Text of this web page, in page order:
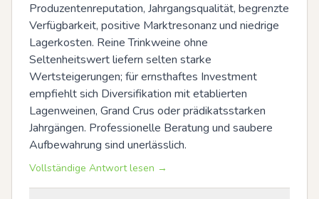
Produzentenreputation, Jahrgangsqualität, begrenzte
Verfügbarkeit, positive Marktresonanz und niedrige
Lagerkosten. Reine Trinkweine ohne
Seltenheitswert liefern selten starke
Wertsteigerungen; für ernsthaftes Investment
empfiehlt sich Diversifikation mit etablierten
Lagenweinen, Grand Crus oder prädikatsstarken
Jahrgängen. Professionelle Beratung und saubere
Aufbewahrung sind unerlässlich.
Vollständige Antwort lesen →